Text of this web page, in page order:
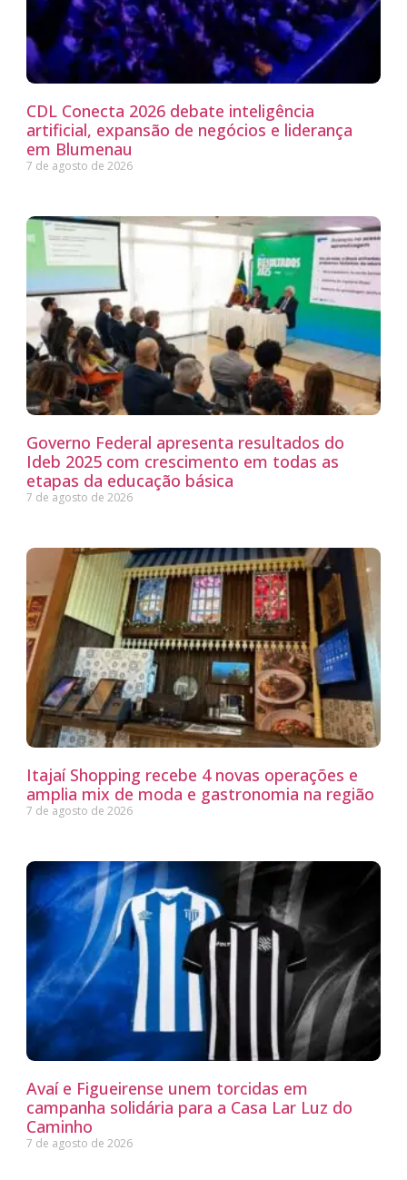
CDL Conecta 2026 debate inteligência
artificial, expansão de negócios e liderança
em Blumenau
7 de agosto de 2026
Governo Federal apresenta resultados do
Ideb 2025 com crescimento em todas as
etapas da educação básica
7 de agosto de 2026
Itajaí Shopping recebe 4 novas operações e
amplia mix de moda e gastronomia na região
7 de agosto de 2026
Avaí e Figueirense unem torcidas em
campanha solidária para a Casa Lar Luz do
Caminho
7 de agosto de 2026